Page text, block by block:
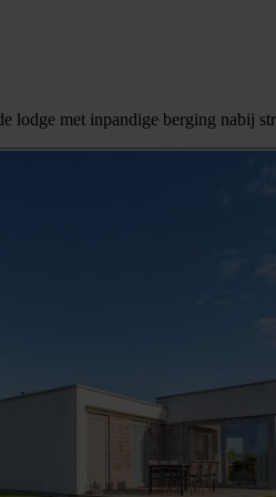
lodge met inpandige berging nabij